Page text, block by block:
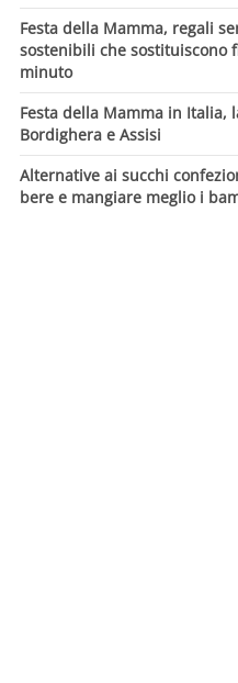
Festa della Mamma, regali
sostenibili che sostituiscono
minuto
Festa della Mamma in Italia,
Bordighera e Assisi
Alternative ai succhi
bere e mangiare meglio i